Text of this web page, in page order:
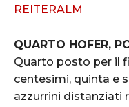
REITERALM
QUARTO HOFER,
Quarto posto per il
centesimi, quinta e
azzurrini distanziati